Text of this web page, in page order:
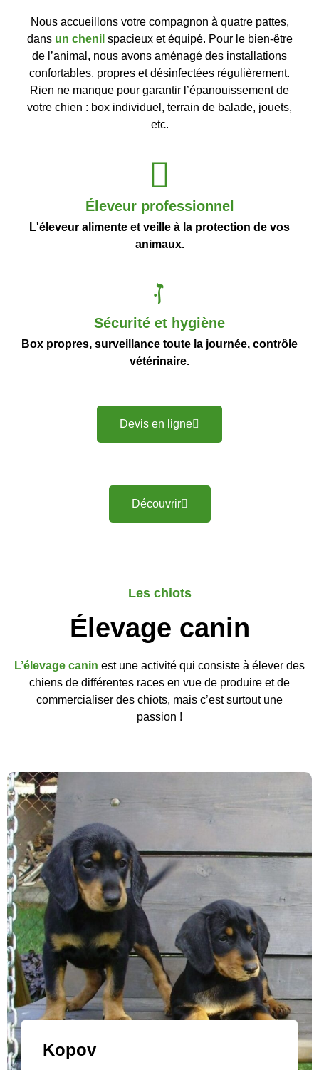
Nous accueillons votre compagnon à quatre pattes,
dans un chenil spacieux et équipé. Pour le bien-être
de l’animal, nous avons aménagé des installations
confortables, propres et désinfectées régulièrement.
Rien ne manque pour garantir l’épanouissement de
votre chien : box individuel, terrain de balade, jouets,
etc.
Éleveur professionnel
L'éleveur alimente et veille à la protection de vos
animaux.
Sécurité et hygiène
Box propres, surveillance toute la journée, contrôle
vétérinaire.
Devis en ligne
Découvrir
Les chiots
Élevage canin
L’élevage canin est une activité qui consiste à élever des
chiens de différentes races en vue de produire et de
commercialiser des chiots, mais c’est surtout une
passion !
Kopov